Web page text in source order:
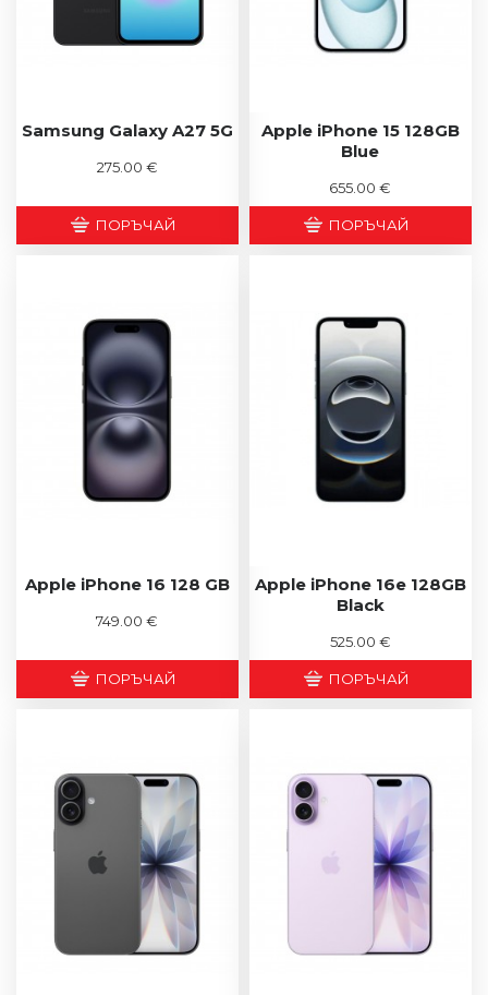
Samsung Galaxy A27 5G
275.00 €
ПОРЪЧАЙ
Apple iPhone 15 128GB
Blue
655.00 €
ПОРЪЧАЙ
Apple iPhone 16 128 GB
749.00 €
ПОРЪЧАЙ
Apple iPhone 16e 128GB
Black
525.00 €
ПОРЪЧАЙ